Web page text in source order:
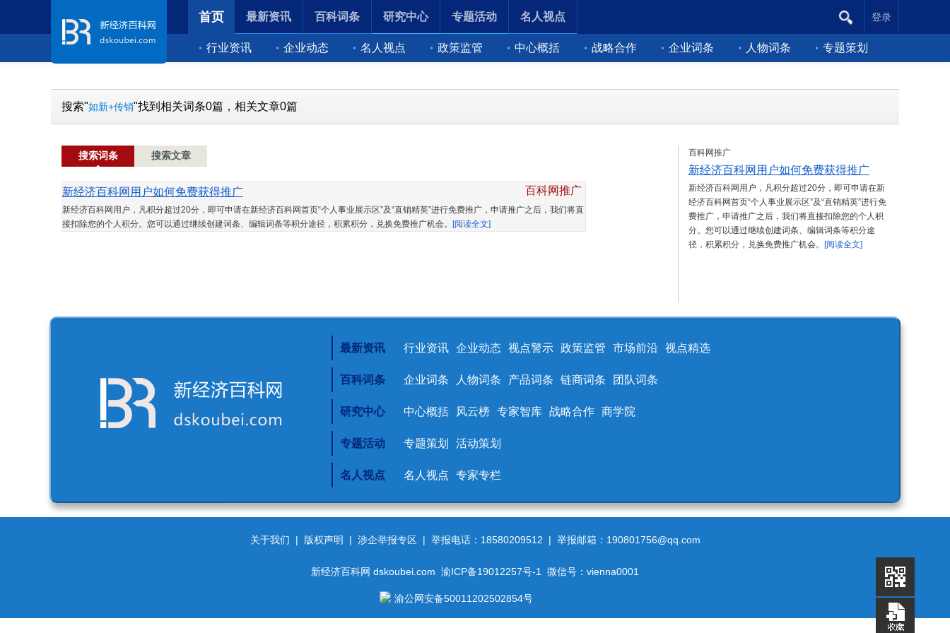
首页
行业资讯 企业动态 名人视点 政策监管 中心概括 战略合作 企业词条 人物词条 专题策划
最新资讯 百科词条 研究中心 专题活动 名人视点 登录
搜索"如新+传销"找到相关词条0篇，相关文章0篇
搜索词条 搜索文章
百科网推广
新经济百科网用户如何免费获得推广
新经济百科网用户，凡积分超过20分，即可申请在新经济百科网首页“个人事业展示区”及“直销精英”进行免费推广，申请推广之后，我们将直
接扣除您的个人积分。您可以通过继续创建词条、编辑词条等积分途径，积累积分，兑换免费推广机会。
[阅读全文]
百科网推广
新经济百科网用户如何免费获得推广
新经济百科网用户，凡积分超过20分，即可申请在新
经济百科网首页“个人事业展示区”及“直销精英”进行免
费推广，申请推广之后，我们将直接扣除您的个人积
分。您可以通过继续创建词条、编辑词条等积分途
径，积累积分，兑换免费推广机会。
[阅读全文]
最新资讯 行业资讯 企业动态 视点警示 政策监管 市场前沿 视点精选
百科词条 企业词条 人物词条 产品词条 链商词条 团队词条
研究中心 中心概括 风云榜 专家智库 战略合作 商学院
专题活动 专题策划 活动策划
名人视点 名人视点 专家专栏
关于我们 | 版权声明 | 涉企举报专区| 举报电话：18580209512 | 举报邮箱：190801756@qq.com
新经济百科网 dskoubei.com 渝ICP备19012257号-1 微信号：vienna0001
渝公网安备50011202502854号